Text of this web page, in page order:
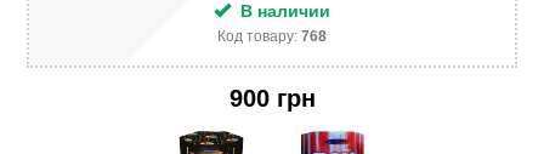
В наличии
Код товару: 768
900 грн